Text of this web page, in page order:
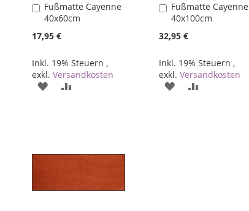
Fußmatte Cayenne
40x60cm
17,95 €
Inkl. 19% Steuern ,
exkl. Versandkosten
In
den
Warenkorb
ZUR
Fußmatte Cayenne
40x100cm
32,95 €
Inkl. 19% Steuern ,
exkl. Versandkosten
In
den
Warenkorb
ZUR